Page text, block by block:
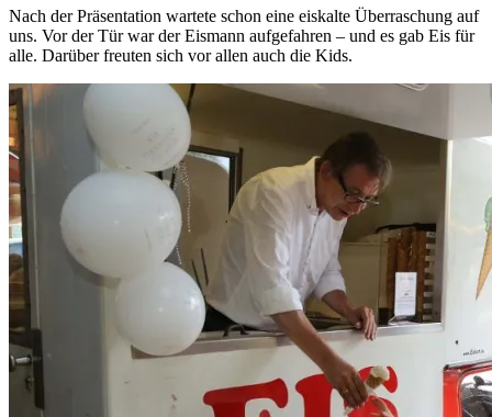
Nach der Präsentation wartete schon eine eiskalte Überraschung auf
uns. Vor der Tür war der Eismann aufgefahren – und es gab Eis für
alle. Darüber freuten sich vor allen auch die Kids.